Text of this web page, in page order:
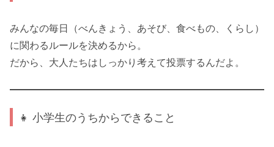
みんなの毎日（べんきょう、あそび、食べもの、くらし）
に関わるルールを決めるから。
だから、大人たちはしっかり考えて投票するんだよ。
👧 小学生のうちからできること